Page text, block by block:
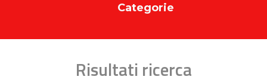
Categorie
Risultati ricerca